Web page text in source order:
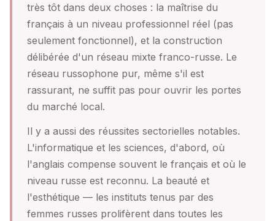
très tôt dans deux choses : la maîtrise du
français à un niveau professionnel réel (pas
seulement fonctionnel), et la construction
délibérée d'un réseau mixte franco-russe. Le
réseau russophone pur, même s'il est
rassurant, ne suffit pas pour ouvrir les portes
du marché local.
Il y a aussi des réussites sectorielles notables.
L'informatique et les sciences, d'abord, où
l'anglais compense souvent le français et où le
niveau russe est reconnu. La beauté et
l'esthétique — les instituts tenus par des
femmes russes prolifèrent dans toutes les